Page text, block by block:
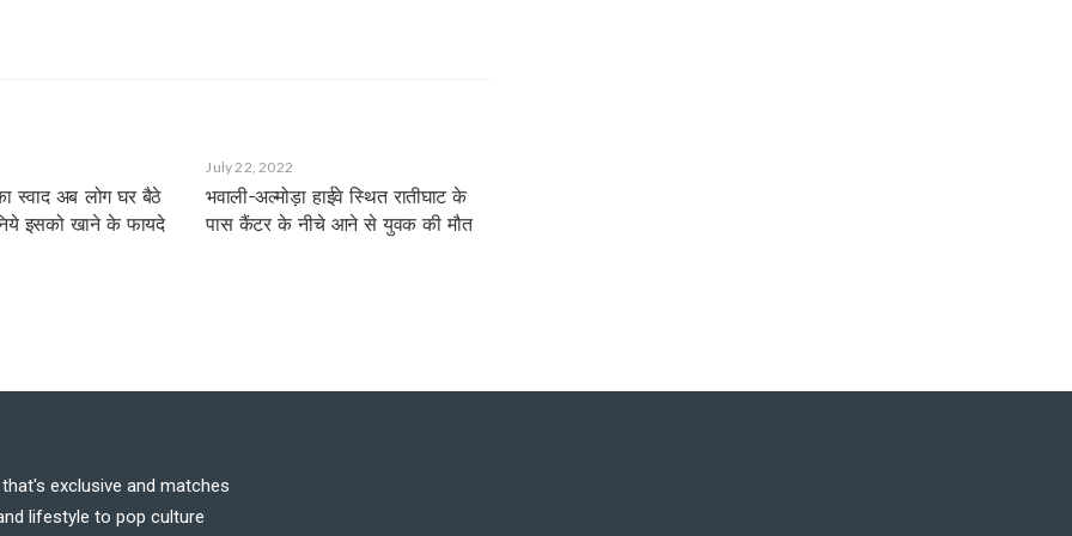
स्वाद अब लोग घर बैठे
इसको खाने के फायदे
July 22, 2022
भवाली-अल्मोड़ा हाईवे स्थित रातीघाट के
पास कैंटर के नीचे आने से युवक की मौत
exclusive and matches
lifestyle to pop culture